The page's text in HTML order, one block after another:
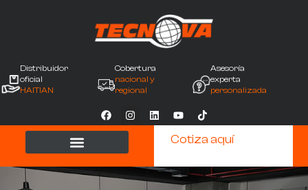
Distribuidor
oficial
HAITIAN
Cobertura
nacional y
regional
Asesoría
experta
personalizada
Cotiza aquí